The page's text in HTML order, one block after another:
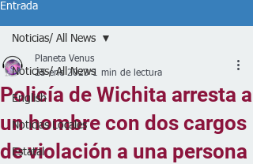
Entrada
Noticias/ All News
English
Noticias Locales
Estatal
Noticias/ All News
Policía de Wichita arresta a
un hombre con dos cargos
de violación a una persona
Planeta Venus
25 ene 2023 1 min de lectura